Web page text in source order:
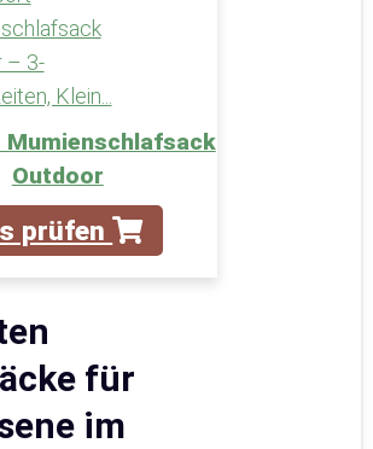
Mumienschlafsack
Outdoor
prüfen
für
im